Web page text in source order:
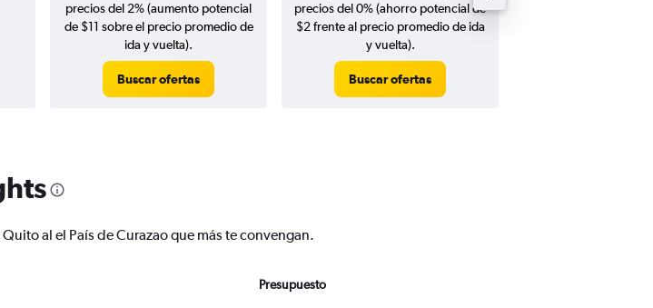
precios del 2% (aumento potencial
de $11 sobre el precio promedio de
ida y vuelta).
Buscar ofertas
precios del 0% (ahorro potencial de
$2 frente al precio promedio de ida
y vuelta).
Buscar ofertas
al el País de Curazao que más te convengan.
Presupuesto